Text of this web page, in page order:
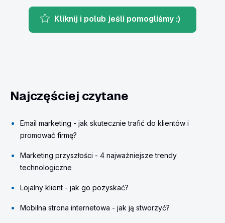
Kliknij i polub jeśli pomogliśmy :)
Najczęściej czytane
Email marketing - jak skutecznie trafić do klientów i
promować firmę?
Marketing przyszłości - 4 najważniejsze trendy
technologiczne
Lojalny klient - jak go pozyskać?
Mobilna strona internetowa - jak ją stworzyć?